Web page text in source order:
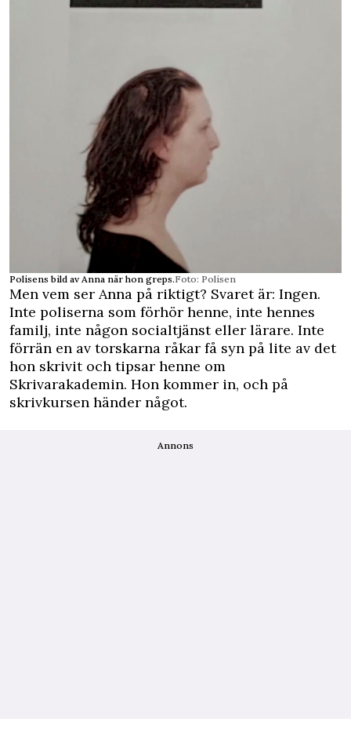
Polisens bild av Anna när hon greps.Foto: Polisen
Men vem ser Anna på riktigt? Svaret är: Ingen.
Inte poliserna som förhör henne, inte hennes
familj, inte någon socialtjänst eller lärare. Inte
förrän en av torskarna råkar få syn på lite av det
hon skrivit och tipsar henne om
Skrivarakademin. Hon kommer in, och på
skrivkursen händer något.
Annons